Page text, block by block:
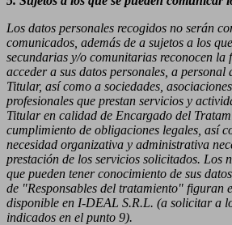
Los datos personales recogidos no serán
comunicados, además de a sujetos a los
secundarias y/o comunitarias reconocen la
acceder a sus datos personales, a
Titular, así como a sociedades,
profesionales que prestan servicios y
Titular en calidad de Encargado del
cumplimiento de obligaciones legales, así
necesidad organizativa y administrativa
prestación de los servicios solicitados. Los
que pueden tener conocimiento de sus
de "Responsables del tratamiento" figuran
disponible en I-DEAL S.R.L. (a solicitar a
indicados en el punto 9).